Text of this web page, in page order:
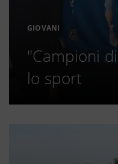
GIOVANI
"Campioni
lo sport